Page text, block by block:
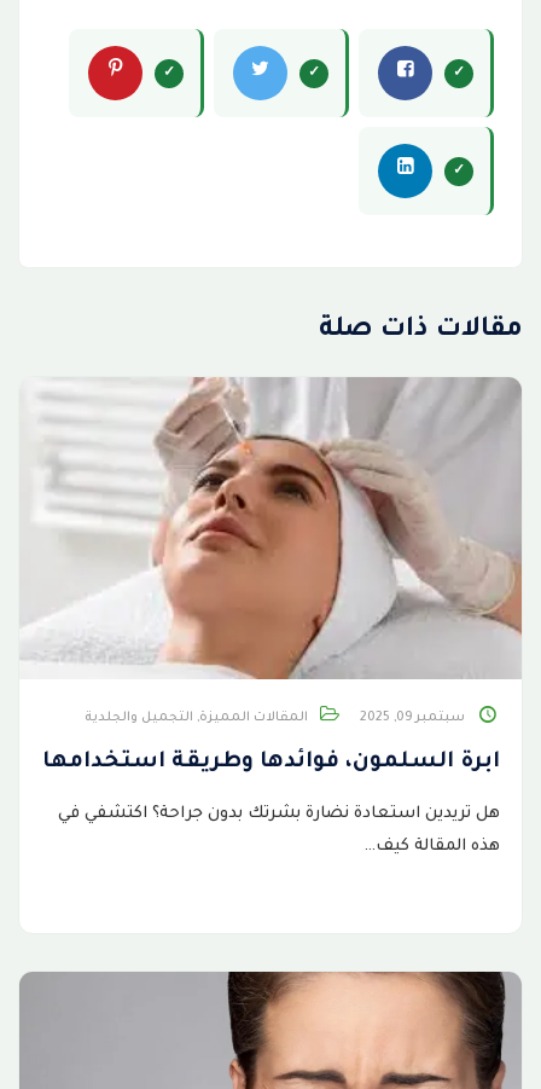
مقالات ذات صلة
سبتمبر 09, 2025 المقالات المميزة, التجميل والجلدية
ابرة السلمون، فوائدها وطريقة استخدامها
هل تريدين استعادة نضارة بشرتك بدون جراحة؟ اكتشفي في
هذه المقالة كيف…